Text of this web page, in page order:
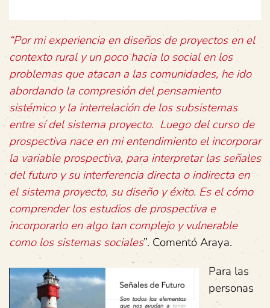
“Por mi experiencia en diseños de proyectos en el
contexto rural y un poco hacia lo social en los
problemas que atacan a las comunidades, he ido
abordando la compresión del pensamiento
sistémico y la interrelación de los subsistemas
entre sí del sistema proyecto. Luego del curso de
prospectiva nace en mi entendimiento el incorporar
la variable prospectiva, para interpretar las señales
del futuro y su interferencia directa o indirecta en
el sistema proyecto, su diseño y éxito. Es el cómo
comprender los estudios de prospectiva e
incorporarlo en algo tan complejo y vulnerable
como los sistemas sociales”. Comentó Araya.
Para las
personas